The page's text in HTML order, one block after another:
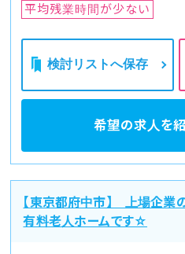
平均残業時間が少ない
検討リストへ保存
希望の求人を
【東京都府中市】 上場企業
有料老人ホームです☆